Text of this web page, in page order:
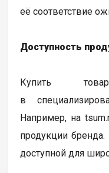
её соответствие
Доступность
Купить
в
Например, на
продукции
доступной для